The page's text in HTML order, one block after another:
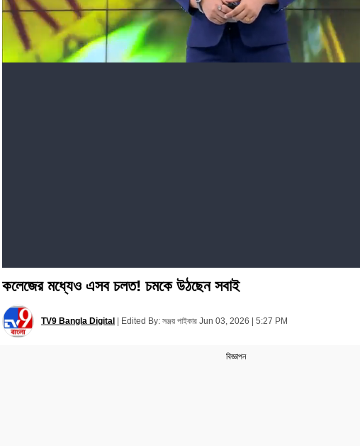
কলেজের মধ্যেও এসব চলত! চমকে উঠছেন সবাই
TV9 Bangla Digital Edited By: সঞ্জয় পাইকার Jun 03, 2026 | 5:27 PM